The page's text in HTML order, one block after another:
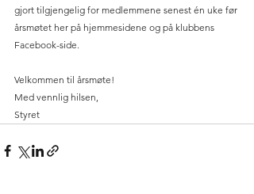
gjort tilgjengelig for medlemmene senest én uke før
årsmøtet her på hjemmesidene og på klubbens
Facebook-side.
Velkommen til årsmøte!
Med vennlig hilsen,
Styret